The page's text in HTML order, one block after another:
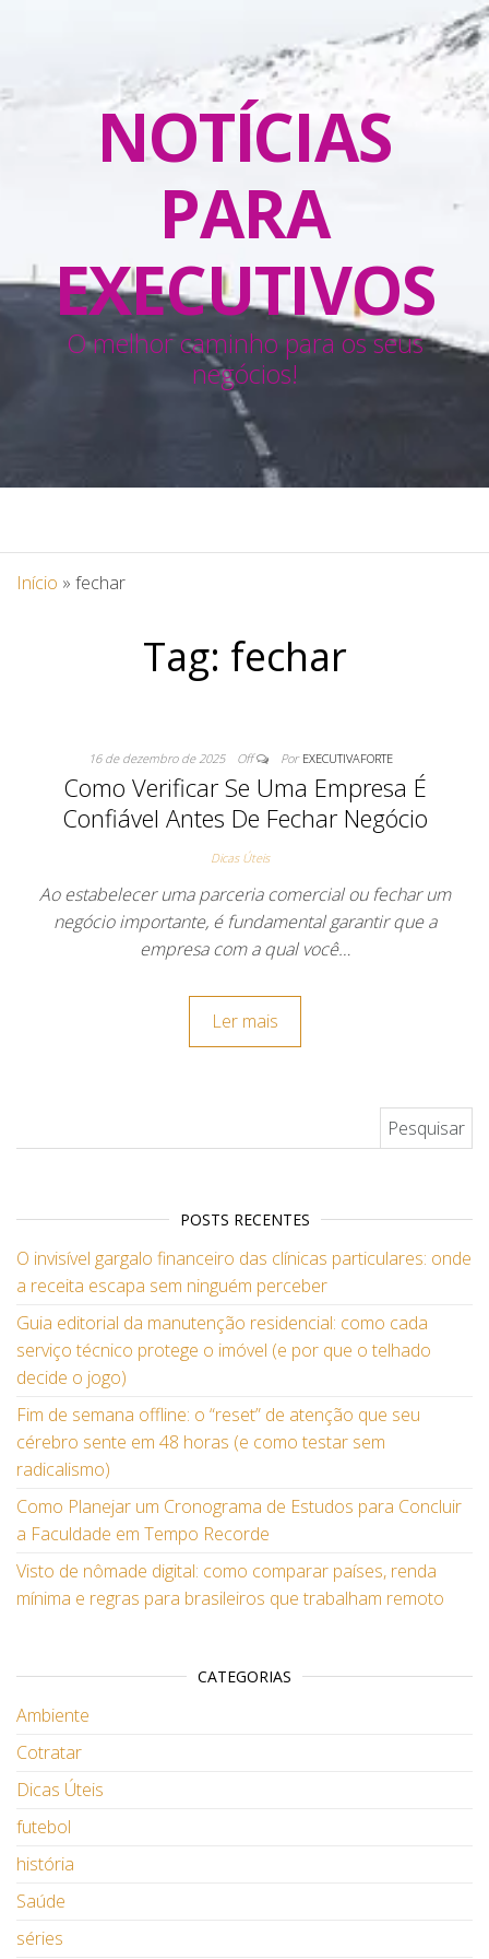
NOTÍCIAS
PARA
EXECUTIVOS
O melhor caminho para os seus
negócios!
Início » fechar
Tag: fechar
16 de dezembro de 2025 Off Por EXECUTIVAFORTE
Como Verificar Se Uma Empresa É
Confiável Antes De Fechar Negócio
Dicas Úteis
Ao estabelecer uma parceria comercial ou fechar um
negócio importante, é fundamental garantir que a
empresa com a qual você…
Ler mais
POSTS RECENTES
O invisível gargalo financeiro das clínicas particulares: onde
a receita escapa sem ninguém perceber
Guia editorial da manutenção residencial: como cada
serviço técnico protege o imóvel (e por que o telhado
decide o jogo)
Fim de semana offline: o “reset” de atenção que seu
cérebro sente em 48 horas (e como testar sem
radicalismo)
Como Planejar um Cronograma de Estudos para Concluir
a Faculdade em Tempo Recorde
Visto de nômade digital: como comparar países, renda
mínima e regras para brasileiros que trabalham remoto
CATEGORIAS
Ambiente
Cotratar
Dicas Úteis
futebol
história
Saúde
séries